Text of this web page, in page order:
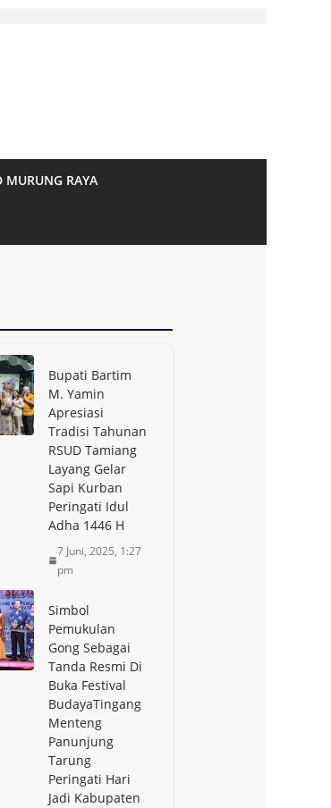
MURUNG RAYA
Bupati Bartim
M. Yamin
Apresiasi
Tradisi Tahunan
RSUD Tamiang
Layang Gelar
Sapi Kurban
Peringati Idul
Adha 1446 H
7 Juni, 2025, 1:27
pm
Simbol
Pemukulan
Gong Sebagai
Tanda Resmi Di
Buka Festival
BudayaTingang
Menteng
Panunjung
Tarung
Peringati Hari
Jadi Kabupaten